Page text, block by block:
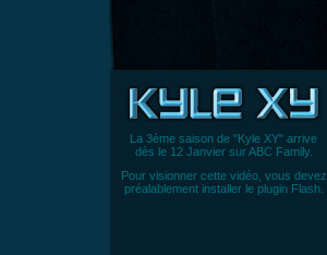
La 3ème saison de "Kyle XY" arrive
dès le 12 Janvier sur ABC Family.
Pour visionner cette vidéo, vous devez
préalablement installer le plugin Flash.